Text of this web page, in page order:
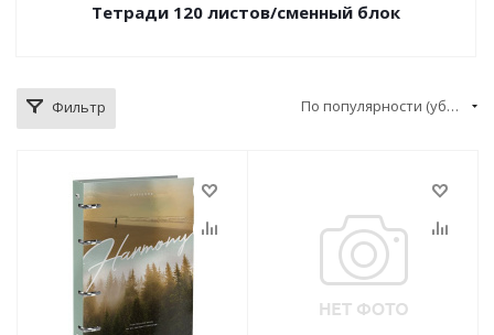
Тетради 120 листов/сменный блок
Фильтр По популярности (убывание)